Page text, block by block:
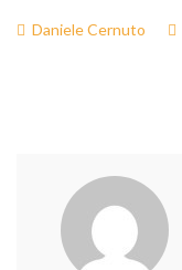
Daniele Cernuto